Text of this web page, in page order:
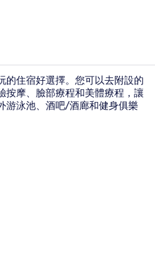
的住宿好選擇。您可以去附設的
按摩、臉部療程和美體療程，讓
游泳池、酒吧/酒廊和健身俱樂